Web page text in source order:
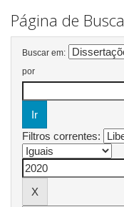
Página de Busca
Buscar em:
por
Filtros correntes: